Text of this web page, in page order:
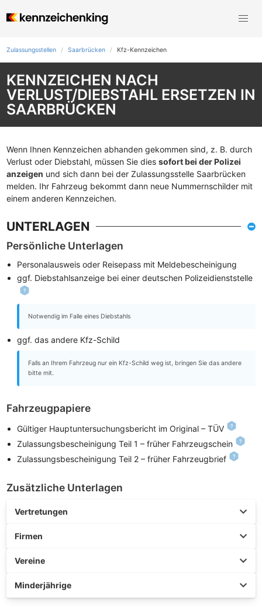
Zulassungsstellen Saarbrücken Kfz-Kennzeichen
KENNZEICHEN NACH
VERLUST/DIEBSTAHL ERSETZEN IN
SAARBRÜCKEN
Wenn Ihnen Kennzeichen abhanden gekommen sind, z. B. durch
Verlust oder Diebstahl, müssen Sie dies sofort bei der Polizei
anzeigen und sich dann bei der Zulassungsstelle Saarbrücken
melden. Ihr Fahrzeug bekommt dann neue Nummernschilder mit
einem anderen Kennzeichen.
UNTERLAGEN
Persönliche Unterlagen
Personalausweis oder Reisepass mit Meldebescheinigung
ggf. Diebstahlsanzeige bei einer deutschen Polizeidienststelle
Notwendig im Falle eines Diebstahls
ggf. das andere Kfz-Schild
Falls an Ihrem Fahrzeug nur ein Kfz-Schild weg ist, bringen Sie das andere
bitte mit.
Fahrzeugpapiere
Gültiger Hauptuntersuchungsbericht im Original – TÜV
Zulassungsbescheinigung Teil 1 – früher Fahrzeugschein
Zulassungsbescheinigung Teil 2 – früher Fahrzeugbrief
Zusätzliche Unterlagen
Vertretungen
Firmen
Vereine
Minderjährige